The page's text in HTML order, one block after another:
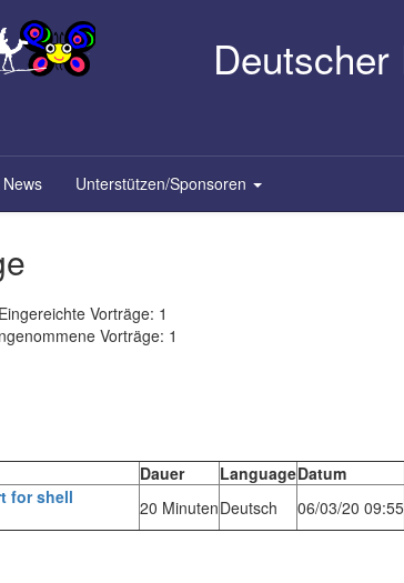
News Unterstützen/Sponsoren
Eingereichte Vorträge: 1
Vorträge: 1
Dauer LanguageDatum
for shell
20 MinutenDeutsch 06/03/20 09:55